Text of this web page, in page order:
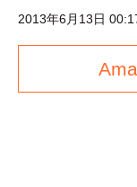
2013年6月13日